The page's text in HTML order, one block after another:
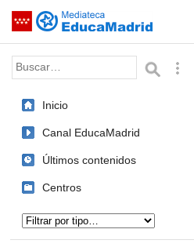
Saltar navegación
Palabra o frase:
Inicio
Canal EducaMadrid
Últimos contenidos
Centros